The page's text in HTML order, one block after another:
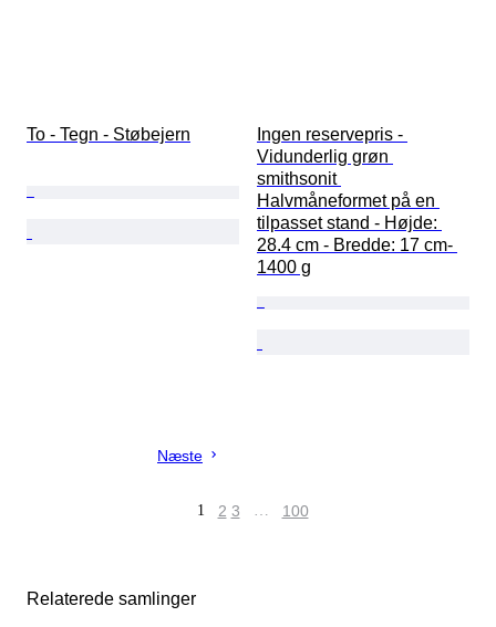
To - Tegn - Støbejern
Ingen reservepris -
Vidunderlig grøn
smithsonit
Halvmåneformet på en
tilpasset stand - Højde:
28.4 cm - Bredde: 17 cm-
1400 g
Næste
1 2 3 … 100
Relaterede samlinger